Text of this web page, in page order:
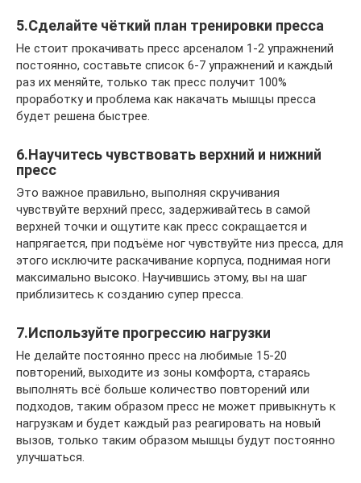
5.Сделайте чёткий план тренировки пресса
Не стоит прокачивать пресс арсеналом 1-2 упражнений
постоянно, составьте список 6-7 упражнений и каждый
раз их меняйте, только так пресс получит 100%
проработку и проблема как накачать мышцы пресса
будет решена быстрее.
6.Научитесь чувствовать верхний и нижний
пресс
Это важное правильно, выполняя скручивания
чувствуйте верхний пресс, задерживайтесь в самой
верхней точки и ощутите как пресс сокращается и
напрягается, при подъёме ног чувствуйте низ пресса, для
этого исключите раскачивание корпуса, поднимая ноги
максимально высоко. Научившись этому, вы на шаг
приблизитесь к созданию супер пресса.
7.Используйте прогрессию нагрузки
Не делайте постоянно пресс на любимые 15-20
повторений, выходите из зоны комфорта, стараясь
выполнять всё больше количество повторений или
подходов, таким образом пресс не может привыкнуть к
нагрузкам и будет каждый раз реагировать на новый
вызов, только таким образом мышцы будут постоянно
улучшаться.